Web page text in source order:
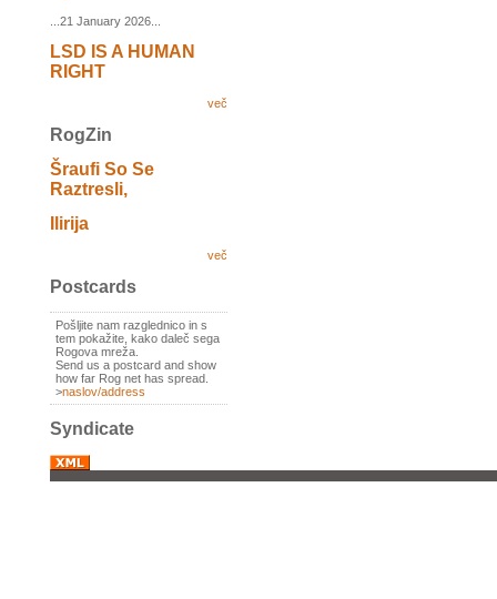
...21 January 2026...
LSD IS A HUMAN
RIGHT
več
RogZin
Šraufi So Se
Raztresli,
Ilirija
več
Postcards
Pošljite nam razglednico in s
tem pokažite, kako daleč sega
Rogova mreža.
Send us a postcard and show
how far Rog net has spread.
>naslov/address
Syndicate